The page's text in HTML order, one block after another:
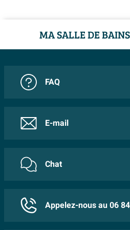
choisir en toute confiance.
Convient aux baignoires, y
plus grands grâce à la
Bonde à commande pop-
facilement l’évacuation par
harmonieusement avec
classiques
solide et fiable
MA SALLE DE
FAQ
E-mail
Chat
Appelez-nous au 06